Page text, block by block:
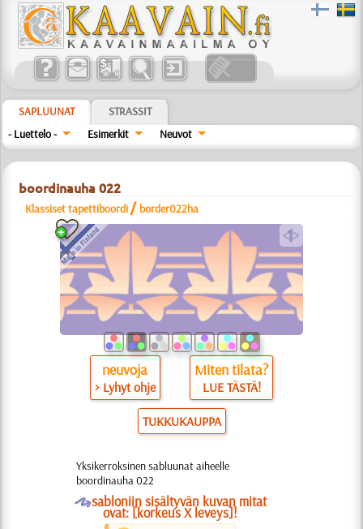
SAPLUUNAT
STRASSIT
- Luettelo -
Esimerkit Neuvot
boordinauha 022
Klassiset tapettiboordi / border022ha
a
neuvoja
> Lyhyt ohje
Miten tilata?
LUE TÄSTÄ!
TUKKUKAUPPA
Yksikerroksinen sabluunat aiheelle
boordinauha 022
Osabloniin sisältyvän kuvan mitat
ovat: [korkeus X leveys]!